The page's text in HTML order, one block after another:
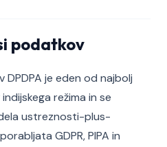
podatkov
je eden od najbolj
režima in se
ustreznosti-plus-
GDPR, PIPA in